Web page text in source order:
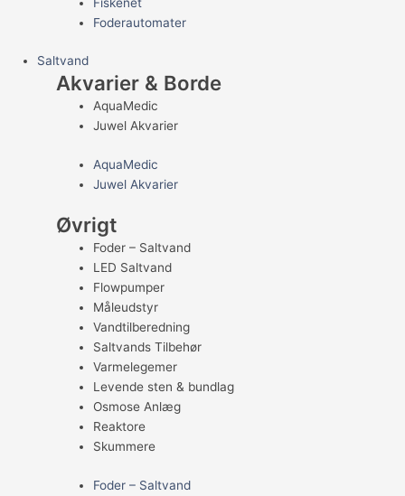
Foderautomater
Saltvand
Akvarier & Borde
AquaMedic
Juwel Akvarier
AquaMedic
Juwel Akvarier
Øvrigt
Foder – Saltvand
LED Saltvand
Flowpumper
Måleudstyr
Vandtilberedning
Saltvands Tilbehør
Varmelegemer
Levende sten & bundlag
Osmose Anlæg
Reaktore
Skummere
Foder – Saltvand